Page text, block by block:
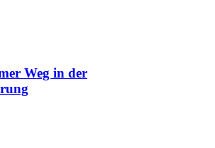
Weg in der